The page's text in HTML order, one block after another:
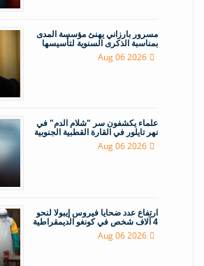
مسرور بارزاني يهنئ مؤسسة المدى
بمناسبة الذكرى السنوية لتأسيسها
Aug 06 2026
علماء يكشفون سر "شلام الدم" في
نهر تايلور في القارة القطبية الجنوبية
Aug 06 2026
ارتفاع عدد ضحايا فيروس إيبولا لنحو
4 آلاف شخص في كونغو الديمقراطية
Aug 06 2026